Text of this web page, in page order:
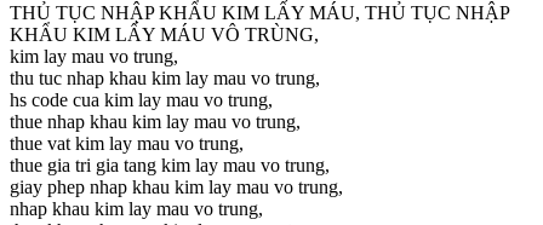
THỦ TỤC NHẬP KHẨU KIM LẤY MÁU, THỦ TỤC NHẬP
KHẨU KIM LẤY MÁU VÔ TRÙNG,
kim lay mau vo trung,
thu tuc nhap khau kim lay mau vo trung,
hs code cua kim lay mau vo trung,
thue nhap khau kim lay mau vo trung,
thue vat kim lay mau vo trung,
thue gia tri gia tang kim lay mau vo trung,
giay phep nhap khau kim lay mau vo trung,
nhap khau kim lay mau vo trung,